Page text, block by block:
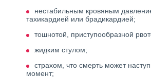
нестабильным кровяным
тахикардией или брадикардией;
тошнотой, приступообразной
жидким стулом;
страхом, что смерть может
момент;